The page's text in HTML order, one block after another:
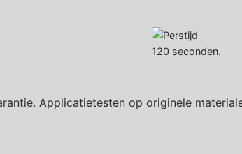
120 seconden.
Applicatietesten op originele